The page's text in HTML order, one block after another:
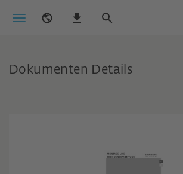
Dokumenten Details